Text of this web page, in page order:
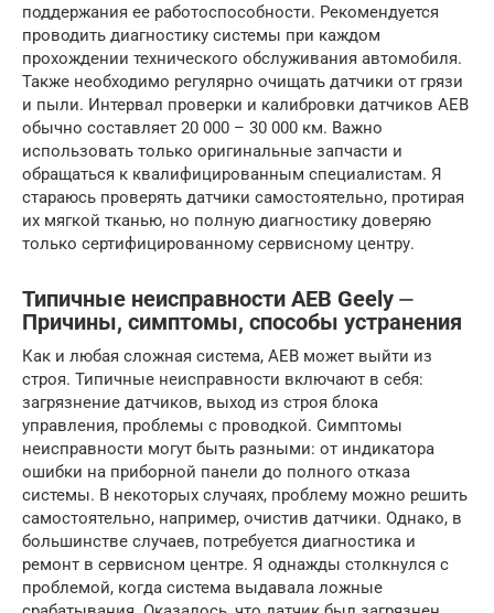
поддержания ее работоспособности. Рекомендуется
проводить диагностику системы при каждом
прохождении технического обслуживания автомобиля.
Также необходимо регулярно очищать датчики от грязи
и пыли. Интервал проверки и калибровки датчиков AEB
обычно составляет 20 000 – 30 000 км. Важно
использовать только оригинальные запчасти и
обращаться к квалифицированным специалистам. Я
стараюсь проверять датчики самостоятельно, протирая
их мягкой тканью, но полную диагностику доверяю
только сертифицированному сервисному центру.
Типичные неисправности AEB Geely ⏤
Причины, симптомы, способы устранения
Как и любая сложная система, AEB может выйти из
строя. Типичные неисправности включают в себя:
загрязнение датчиков, выход из строя блока
управления, проблемы с проводкой. Симптомы
неисправности могут быть разными: от индикатора
ошибки на приборной панели до полного отказа
системы. В некоторых случаях, проблему можно решить
самостоятельно, например, очистив датчики. Однако, в
большинстве случаев, потребуется диагностика и
ремонт в сервисном центре. Я однажды столкнулся с
проблемой, когда система выдавала ложные